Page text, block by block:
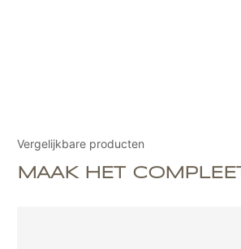
Vergelijkbare producten
MAAK HET COMPLEET